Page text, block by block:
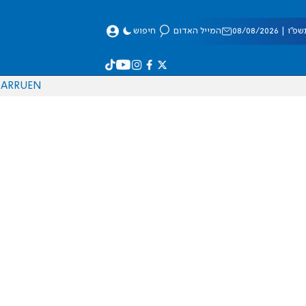
08/2026 המייל האדום חיפוש
EN
RU
AR